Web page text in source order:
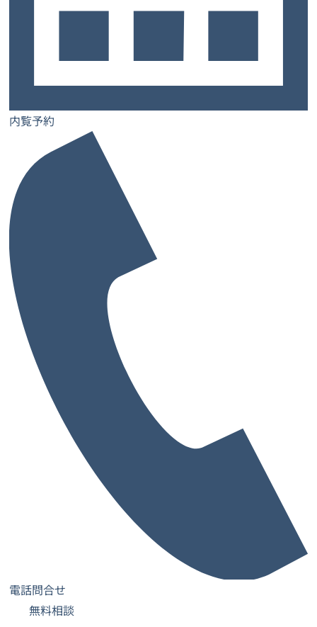
2026年9月中旬OPEN！
Re:ZONE 堺筋本町03
2026年8月下旬OPEN！ 大阪府 堺市
Re:ZONE 鳳01
JR 阪和線「鳳駅」西出口 徒歩5分 (350m)
先行予約キャンペーン
内覧予約
電話問合せ
無料相談